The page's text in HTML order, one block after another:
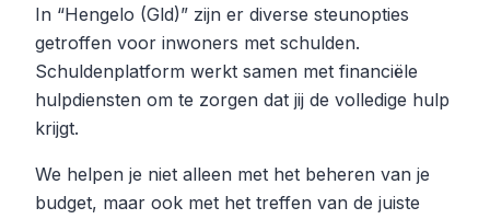
In “Hengelo (Gld)” zijn er diverse steunopties
getroffen voor inwoners met schulden.
Schuldenplatform werkt samen met financiële
hulpdiensten om te zorgen dat jij de volledige hulp
krijgt.
We helpen je niet alleen met het beheren van je
budget, maar ook met het treffen van de juiste